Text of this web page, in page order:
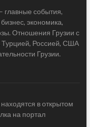
главные события,
экономика,
Отношения Грузии с
Россией, США
Грузии.
в открытом
на портал